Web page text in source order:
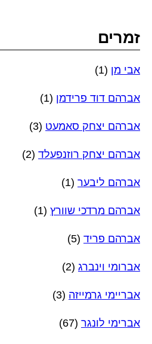
זמרים
אבי מן (1)
אברהם דוד פרידמן (1)
אברהם יצחק סאמעט (3)
אברהם יצחק רוזנפעלד (2)
אברהם ליבער (1)
אברהם מרדכי שוורץ (1)
אברהם פריד (5)
אברומי וינברג (2)
אבריימי גרמייזה (3)
אברימי לונגר (67)